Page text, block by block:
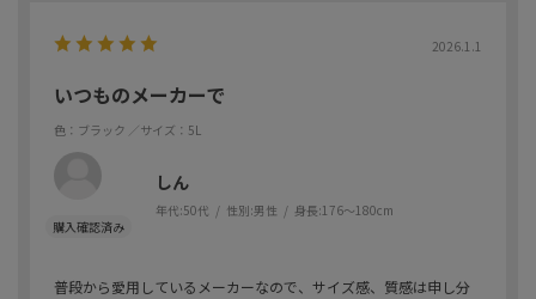
2026.1.1
いつものメーカーで
色：ブラック ／サイズ：5L
しん
年代:50代 性別:男性 身長:176～180cm
普段から愛用しているメーカーなので、サイズ感、質感は申し分